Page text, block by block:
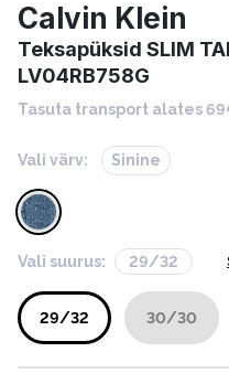
Calvin Klein
Teksapüksid SLIM
LV04RB758G
Tasuta transport alates
Vali värv: Sinine
Vali suurus: 29/32
29/32 30/30